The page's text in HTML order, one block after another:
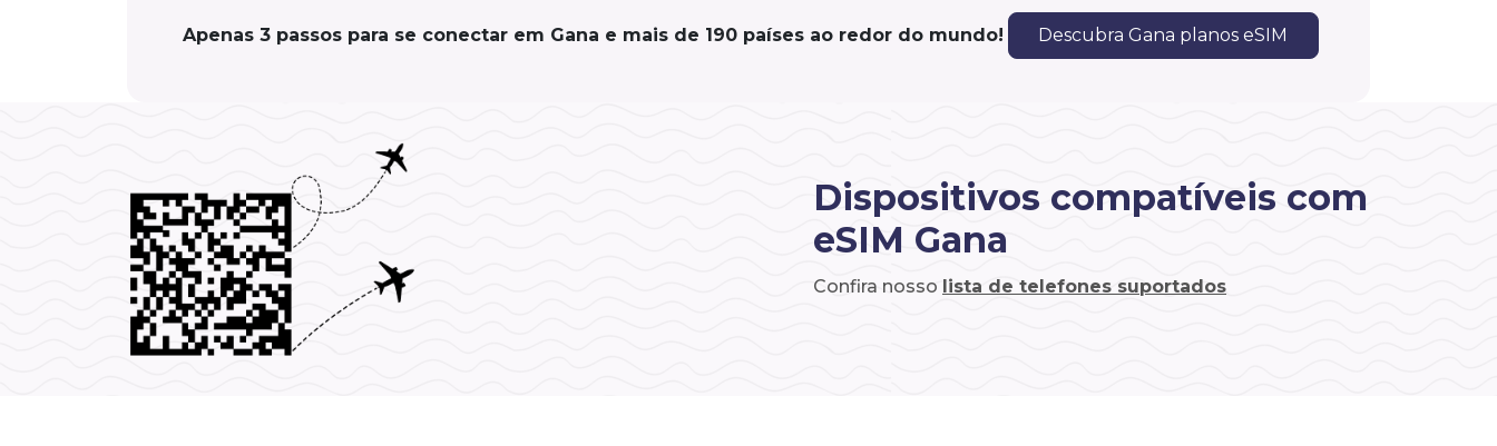
Apenas 3 passos para se conectar em Gana e mais de 190 países ao redor do mundo! Descubra Gana planos eSIM
Dispositivos compatíveis com
eSIM Gana
Confira nosso lista de telefones suportados